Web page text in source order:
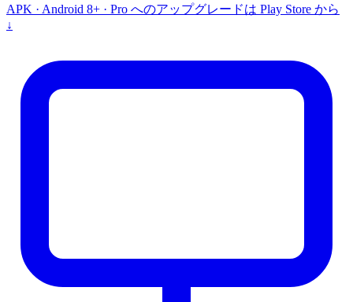
APK · Android 8+ · Pro へのアップグレードは Play Store から
↓